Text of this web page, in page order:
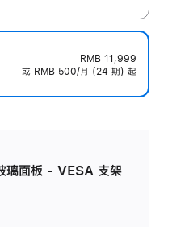
RMB 11,999
或 RMB 500/月 (24 期) 起
面板 - VESA 支架